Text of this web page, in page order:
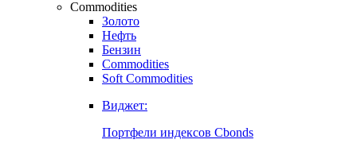
Commodities
Золото
Нефть
Бензин
Commodities
Soft Commodities
Виджет:
Портфели индексов Cbonds